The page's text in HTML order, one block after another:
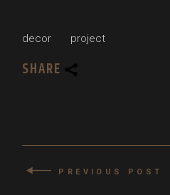
decor project
SHARE
PREVIOUS POST